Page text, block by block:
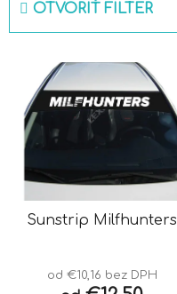
n
OTVORIŤ FILTER
Sunstrip Milfhunters
od €10,16 bez DPH